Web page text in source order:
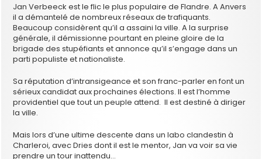
Jan Verbeeck est le flic le plus populaire de Flandre. A Anvers
il a démantelé de nombreux réseaux de trafiquants.
Beaucoup considèrent qu’il a assaini la ville. A la surprise
générale, il démissionne pourtant en pleine gloire de la
brigade des stupéfiants et annonce qu’il s’engage dans un
parti populiste et nationaliste.
Sa réputation d’intransigeance et son franc-parler en font un
sérieux candidat aux prochaines élections. Il est l’homme
providentiel que tout un peuple attend. Il est destiné à diriger
la ville.
Mais lors d’une ultime descente dans un labo clandestin à
Charleroi, avec Dries dont il est le mentor, Jan va voir sa vie
prendre un tour inattendu…